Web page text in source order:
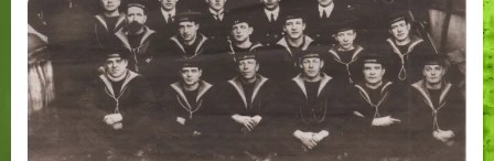
над
Балтикой:
забытая
страница
таллинской
истории